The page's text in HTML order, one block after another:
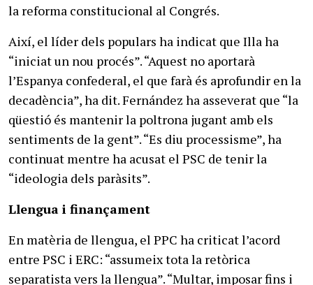
la reforma constitucional al Congrés.
Així, el líder dels populars ha indicat que Illa ha
“iniciat un nou procés”. “Aquest no aportarà
l’Espanya confederal, el que farà és aprofundir en la
decadència”, ha dit. Fernández ha asseverat que “la
qüestió és mantenir la poltrona jugant amb els
sentiments de la gent”. “Es diu processisme”, ha
continuat mentre ha acusat el PSC de tenir la
“ideologia dels paràsits”.
Llengua i finançament
En matèria de llengua, el PPC ha criticat l’acord
entre PSC i ERC: “assumeix tota la retòrica
separatista vers la llengua”. “Multar, imposar fins i